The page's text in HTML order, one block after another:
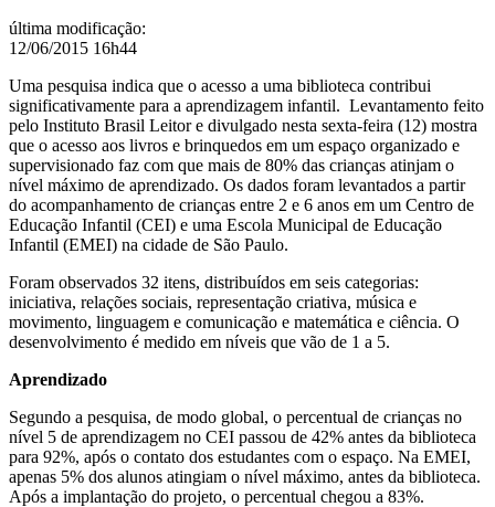
última modificação:
12/06/2015 16h44
Uma pesquisa indica que o acesso a uma biblioteca contribui
significativamente para a aprendizagem infantil. Levantamento feito
pelo Instituto Brasil Leitor e divulgado nesta sexta-feira (12) mostra
que o acesso aos livros e brinquedos em um espaço organizado e
supervisionado faz com que mais de 80% das crianças atinjam o
nível máximo de aprendizado. Os dados foram levantados a partir
do acompanhamento de crianças entre 2 e 6 anos em um Centro de
Educação Infantil (CEI) e uma Escola Municipal de Educação
Infantil (EMEI) na cidade de São Paulo.
Foram observados 32 itens, distribuídos em seis categorias:
iniciativa, relações sociais, representação criativa, música e
movimento, linguagem e comunicação e matemática e ciência. O
desenvolvimento é medido em níveis que vão de 1 a 5.
Aprendizado
Segundo a pesquisa, de modo global, o percentual de crianças no
nível 5 de aprendizagem no CEI passou de 42% antes da biblioteca
para 92%, após o contato dos estudantes com o espaço. Na EMEI,
apenas 5% dos alunos atingiam o nível máximo, antes da biblioteca.
Após a implantação do projeto, o percentual chegou a 83%.